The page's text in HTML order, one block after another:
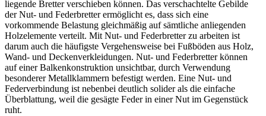
liegende Bretter verschieben können. Das verschachtelte Gebilde
der Nut- und Federbretter ermöglicht es, dass sich eine
vorkommende Belastung gleichmäßig auf sämtliche anliegenden
Holzelemente verteilt. Mit Nut- und Federbretter zu arbeiten ist
darum auch die häufigste Vergehensweise bei Fußböden aus Holz,
Wand- und Deckenverkleidungen. Nut- und Federbretter können
auf einer Balkenkonstruktion unsichtbar, durch Verwendung
besonderer Metallklammern befestigt werden. Eine Nut- und
Federverbindung ist nebenbei deutlich solider als die einfache
Überblattung, weil die gesägte Feder in einer Nut im Gegenstück
ruht.